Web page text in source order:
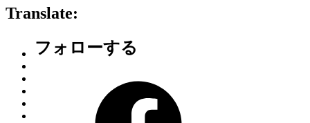
Category
–
Translate:
フォローする